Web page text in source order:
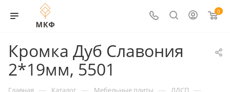
0
Кромка Дуб Славония
2*19мм, 5501
Главная — Каталог — Мебельные плиты — ЛДСП —